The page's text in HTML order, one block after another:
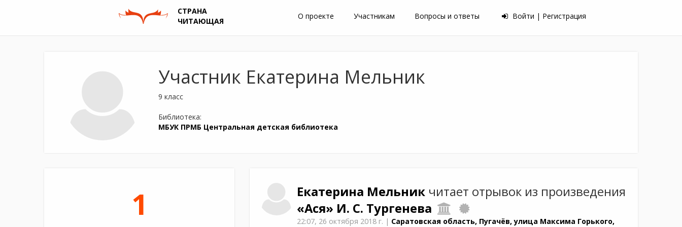
СТРАНА
ЧИТАЮЩАЯ
О проекте Участникам Вопросы и ответы Войти | Регистрация
Участник Екатерина Мельник
9 класс
Библиотека:
МБУК ПРМБ Центральная детская библиотека
1 Екатерина Мельникчитает отрывок из произведения
«Ася» И. С. Тургенева
22:07, 26 октября 2018 г. | Саратовская область, Пугачёв, улица Максима Горького,